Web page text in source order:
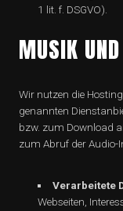
1 lit. f. DSGVO).
MUSIK
Wir nutzen die
genannten
bzw. zum Download
zum Abruf der Audio-
Verarbeitete
Webseiten,